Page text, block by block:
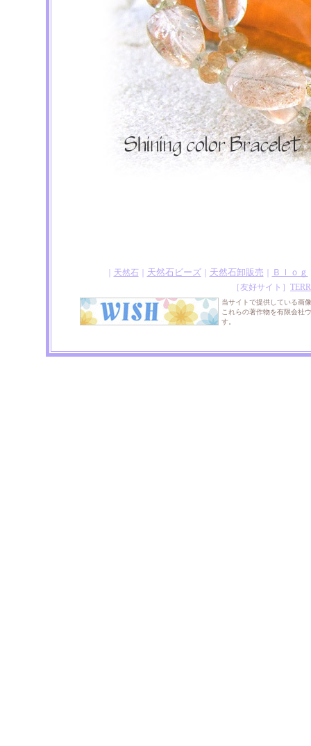
天然石｜ 天然石ビーズ 天然石卸販売 Ｂｌｏｇ
［友好サイト］
当サイトで提供している画
これらの著作物を有限会社
す。